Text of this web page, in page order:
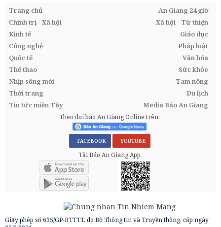
Trang chủ
An Giang 24 giờ
Chính trị - Xã hội
Xã hội - Từ thiện
Kinh tế
Giáo dục
Công nghệ
Pháp luật
Quốc tế
Văn hóa
Thể thao
Sức khỏe
Nhịp sống mới
Tam nông
Thời trang
Du lịch
Tin tức miền Tây
Media Báo An Giang
Theo dõi báo An Giang Online trên:
FACEBOOK YOUTUBE
Tải Báo An Giang App
Giấy phép số 635/GP-BTTTT, do Bộ Thông tin và Truyền thông, cấp ngày